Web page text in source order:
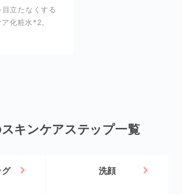
立たなくする
ア化粧水 *2 。
キンケアステップ一覧
グ 洗顔